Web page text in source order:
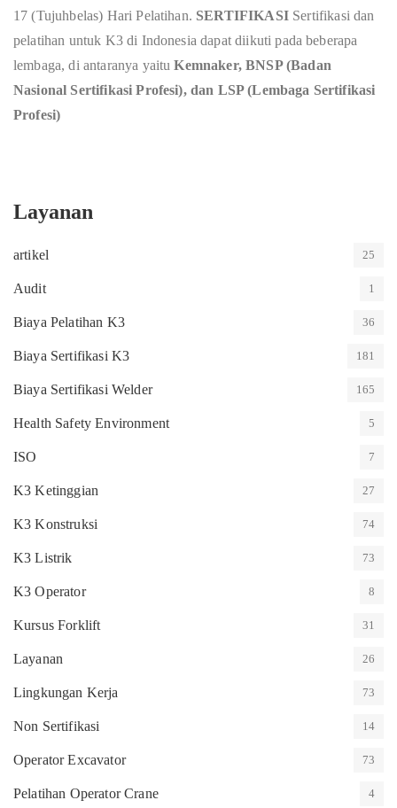
17 (Tujuhbelas) Hari Pelatihan. SERTIFIKASI Sertifikasi dan
pelatihan untuk K3 di Indonesia dapat diikuti pada beberapa
lembaga, di antaranya yaituKemnaker, BNSP (Badan
Nasional Sertifikasi Profesi), dan LSP (Lembaga Sertifikasi
Profesi)
Layanan
artikel 25
Audit 1
Biaya Pelatihan K3 36
Biaya Sertifikasi K3 181
Biaya Sertifikasi Welder 165
Health Safety Environment 5
ISO 7
K3 Ketinggian 27
K3 Konstruksi 74
K3 Listrik 73
K3 Operator 8
Kursus Forklift 31
Layanan 26
Lingkungan Kerja 73
Non Sertifikasi 14
Operator Excavator 73
Pelatihan Operator Crane 4